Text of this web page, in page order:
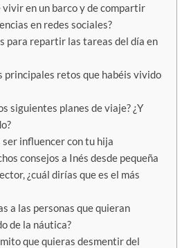
vivir en un barco y de compartir
en redes sociales?
para repartir las tareas del día en
principales retos que habéis vivido
siguientes planes de viaje? ¿Y
ser influencer con tu hija
consejos a Inés desde pequeña
¿cuál dirías que es el más
a las personas que quieran
de la náutica?
que quieras desmentir del